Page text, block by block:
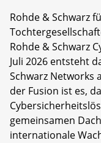
Rohde & Schwarz
Rohde & Schwarz
Juli 2026 entsteht
Schwarz Networks
der Fusion ist es,
gemeinsamen
internationale